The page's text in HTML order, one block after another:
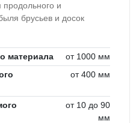
и
брусьев и досок
материала
от 1000 мм
от 400 мм
от 10 до 90
мм